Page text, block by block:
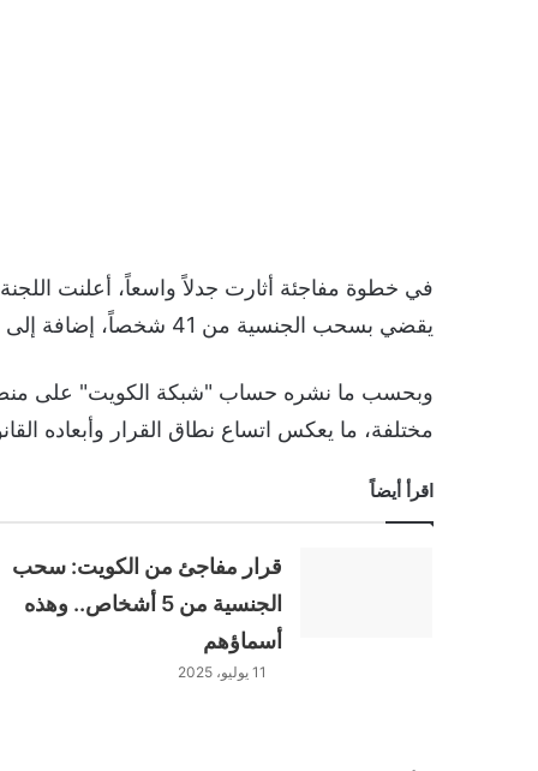
في خطوة مفاجئة أثارت جدلاً واسعاً، أعلنت
يقضي بسحب الجنسية من 41 شخصاً، إضافة إلى من اكتسبوها بالتبعية.
وبحسب ما نشره حساب "شبكة الكويت" على
مختلفة، ما يعكس اتساع نطاق القرار وأبعاده
اقرأ أيضاً
قرار مفاجئ من الكويت: سحب
الجنسية من 5 أشخاص.. وهذه
أسماؤهم
11 يوليو، 2025